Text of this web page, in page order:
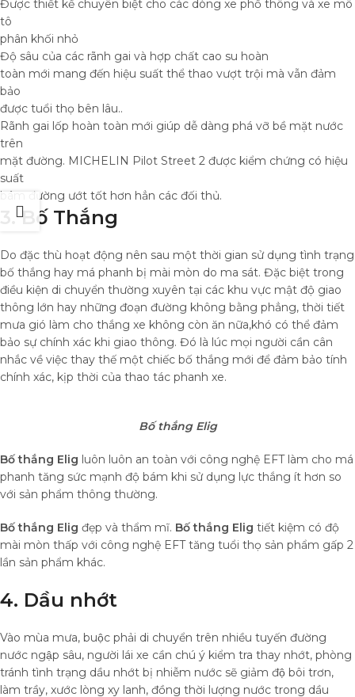
Được thiết kế chuyên biệt cho các dòng xe phổ thông và xe mô
tô
phân khối nhỏ
Độ sâu của các rãnh gai và hợp chất cao su hoàn
toàn mới mang đến hiệu suất thể thao vượt trội mà vẫn đảm
bảo
được tuổi thọ bên lâu..
Rãnh gai lốp hoàn toàn mới giúp dễ dàng phá vỡ bề mặt nước
trên
mặt đường. MICHELIN Pilot Street 2 được kiểm chứng có hiệu
suất
bám đường ướt tốt hơn hẳn các đối thủ.
3. Bố Thắng
Do đặc thù hoạt động nên sau một thời gian sử dụng tình trạng
bố thắng hay má phanh bị mài mòn do ma sát. Đặc biệt trong
điều kiện di chuyển thường xuyên tại các khu vực mật độ giao
thông lớn hay những đoạn đường không bằng phẳng, thời tiết
mưa gió làm cho thắng xe không còn ăn nữa,khó có thể đảm
bảo sự chính xác khi giao thông. Đó là lúc mọi người cần cân
nhắc về việc thay thế một chiếc bố thắng mới để đảm bảo tính
chính xác, kịp thời của thao tác phanh xe.
Bố thắng Elig
Bố thắng Elig luôn luôn an toàn với công nghệ EFT làm cho má
phanh tăng sức mạnh độ bám khi sử dụng lực thắng ít hơn so
với sản phẩm thông thường.
Bố thắng Elig đẹp và thẩm mĩ. Bố thắng Elig tiết kiệm có độ
mài mòn thấp với công nghệ EFT tăng tuổi thọ sản phẩm gấp 2
lần sản phẩm khác.
4. Dầu nhớt
Vào mùa mưa, buộc phải di chuyển trên nhiều tuyến đường
nước ngập sâu, người lái xe cần chú ý kiểm tra thay nhớt, phòng
tránh tình trạng dầu nhớt bị nhiễm nước sẽ giảm độ bôi trơn,
làm trầy, xước lòng xy lanh, đồng thời lượng nước trong dầu